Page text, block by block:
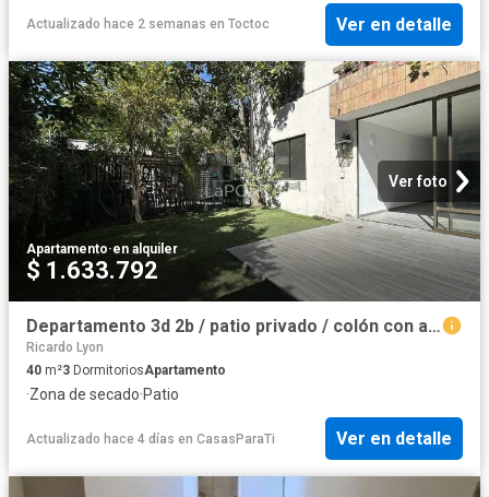
Actualizado hace 2 semanas en Toctoc Ver en detalle
Ver foto
Apartamento·en alquiler
$ 1.633.792
Departamento 3d 2b / patio privado / colón con alcántara
Ricardo Lyon
40 m²3 DormitoriosApartamento
·Zona de secado·Patio
Actualizado hace 4 días en CasasParaTi Ver en detalle